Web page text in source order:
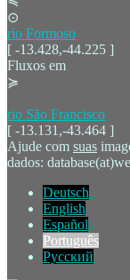
⊙
rio Formoso
[ -13.428,-44.225 ]
Fluxos em
≽
rio São Francisco
[ -13.131,-43.464 ]
Ajude com suas
dados:
Deutsch
English
Español
Português
Русский